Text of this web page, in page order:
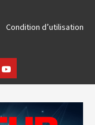
Condition d’utilisation
Youtube